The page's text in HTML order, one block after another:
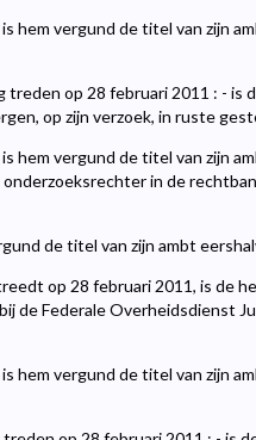
hem vergund de titel van zijn
op 28 februari 2011 : - is
op zijn verzoek, in ruste
hem vergund de titel van zijn
in de
de titel van zijn ambt
op 28 februari 2011, is de
de Federale Overheidsdienst
hem vergund de titel van zijn